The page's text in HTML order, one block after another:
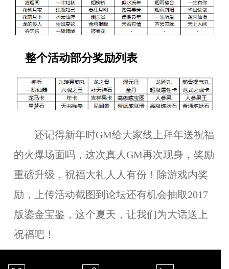
整个活动部分奖励列表
还记得新年时GM给大家线上拜年送祝福
的火爆场面吗，这次真人GM再次现身，奖励
重磅升级，祝福大礼人人有份！除游戏内奖
励，上传活动截图到论坛还有机会抽取2017
版鎏金宝鉴，这个夏天，让我们为大话送上
祝福吧！